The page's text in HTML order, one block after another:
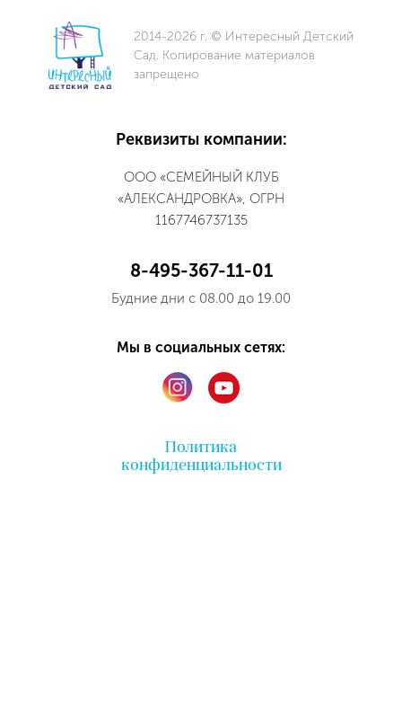
2014-2026 г. © Интересный Детский
Сад. Копирование материалов
запрещено
Реквизиты компании:
ООО «СЕМЕЙНЫЙ КЛУБ
«АЛЕКСАНДРОВКА», ОГРН
1167746737135
8-495-367-11-01
Будние дни с 08.00 до 19.00
Мы в социальных сетях:
Политика
конфиденциальности